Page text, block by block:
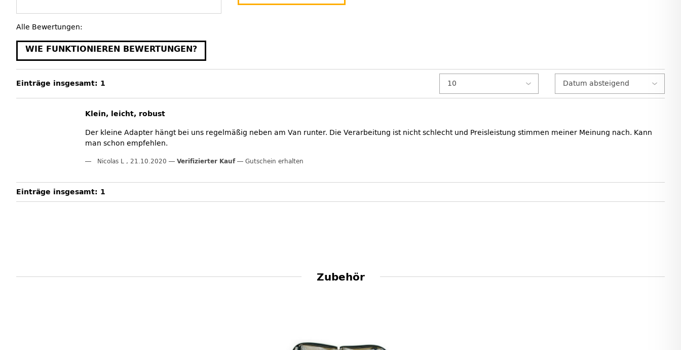
Alle Bewertungen:
WIE FUNKTIONIEREN BEWERTUNGEN?
Einträge insgesamt: 1
Klein, leicht, robust
Der kleine Adapter hängt bei uns regelmäßig neben am Van runter. Die Verarbeitung ist nicht schlecht und Preisleistung stimmen meiner Meinung nach. Kann
man schon empfehlen.
Nicolas L , 21.10.2020 Verifizierter Kauf Gutschein erhalten
Einträge insgesamt: 1
Zubehör